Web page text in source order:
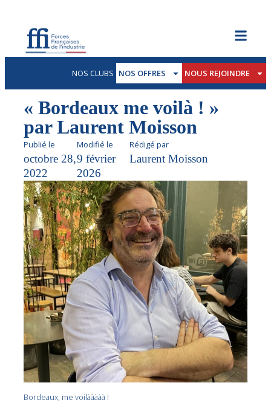
NOS CLUBS NOS OFFRES NOUS REJOINDRE
« Bordeaux me voilà ! »
par Laurent Moisson
Publié le
octobre 28,
2022
Modifié le
9 février
2026
Rédigé par
Laurent Moisson
Bordeaux, me voilààààà !